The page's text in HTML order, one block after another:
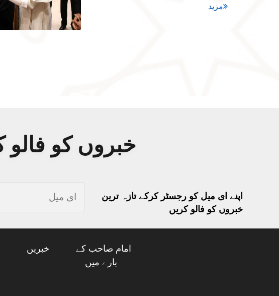
مزید
خبروں کو
اپنے ای میل کو رجسٹر کرکے تازہ ترین
خبروں کو فالو کریں
امام صاحب کے
بارے میں
خبریں